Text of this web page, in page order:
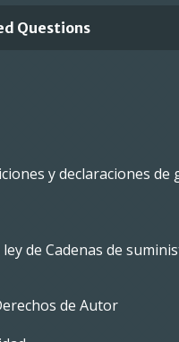
Questions
y declaraciones de
de Cadenas de
de Autor